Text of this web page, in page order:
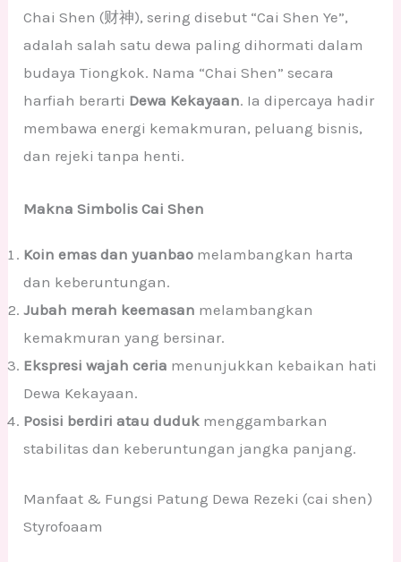
Chai Shen (财神), sering disebut “Cai Shen Ye”,
adalah salah satu dewa paling dihormati dalam
budaya Tiongkok. Nama “Chai Shen” secara
harfiah berarti Dewa Kekayaan. Ia dipercaya hadir
membawa energi kemakmuran, peluang bisnis,
dan rejeki tanpa henti.
Makna Simbolis Cai Shen
Koin emas dan yuanbao melambangkan harta
dan keberuntungan.
Jubah merah keemasan melambangkan
kemakmuran yang bersinar.
Ekspresi wajah ceria menunjukkan kebaikan hati
Dewa Kekayaan.
Posisi berdiri atau duduk menggambarkan
stabilitas dan keberuntungan jangka panjang.
Manfaat & Fungsi Patung Dewa Rezeki (cai shen)
Styrofoaam